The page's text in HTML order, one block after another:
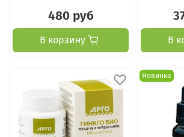
480 руб
В корзину В
Новинка